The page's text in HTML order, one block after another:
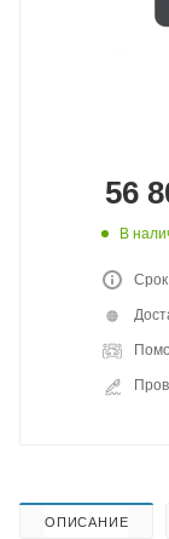
56
В
ОПИСАНИЕ